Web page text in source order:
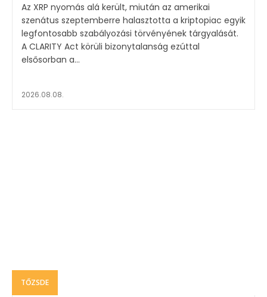
Az XRP nyomás alá került, miután az amerikai
szenátus szeptemberre halasztotta a kriptopiac egyik
legfontosabb szabályozási törvényének tárgyalását.
A CLARITY Act körüli bizonytalanság ezúttal
elsősorban a...
2026.08.08.
TŐZSDE